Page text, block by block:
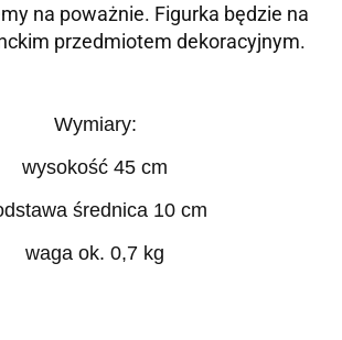
na poważnie. Figurka będzie na
przedmiotem dekoracyjnym.
Wymiary:
wysokość 45 cm
średnica 10 cm
waga ok. 0,7 kg